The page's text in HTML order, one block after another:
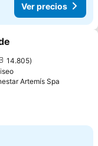
Ver precios
favoritos
14.805
Artemís Spa